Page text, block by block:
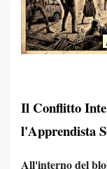
Il Conflitto
l'Apprendista
All'interno del